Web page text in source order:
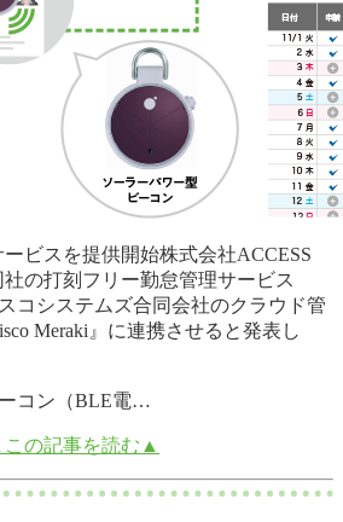
ビスを提供開始株式会社ACCESS
社の打刻フリー勤怠管理サービス
コシステムズ合同会社のクラウド管
Meraki』に連携させると発表し
ーコン（BLE電…
の記事を読む▲